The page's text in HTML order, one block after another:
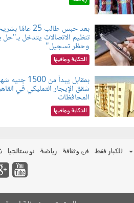
بعد حبس طالب 25
تنظيم الاتصالات يتدخل بـ"حل
وحظر تسجيل"
الحكاية ومافيها
بمقابل يبدأ من
شقق الإيجار التمليكي في
المحافظات
الحكاية ومافيها
للكبار فقط فن وثقافة رياضة نوستالجيا